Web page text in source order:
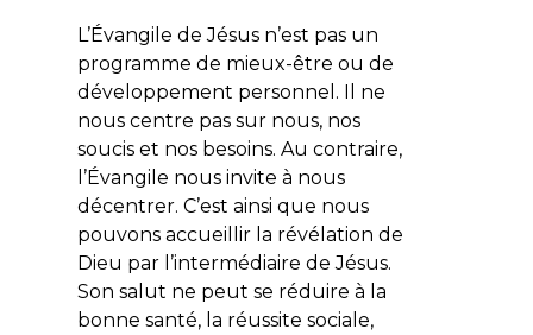
L’Évangile de Jésus n’est pas un
programme de mieux-être ou de
développement personnel. Il ne
nous centre pas sur nous, nos
soucis et nos besoins. Au contraire,
l’Évangile nous invite à nous
décentrer. C’est ainsi que nous
pouvons accueillir la révélation de
Dieu par l’intermédiaire de Jésus.
Son salut ne peut se réduire à la
bonne santé, la réussite sociale,